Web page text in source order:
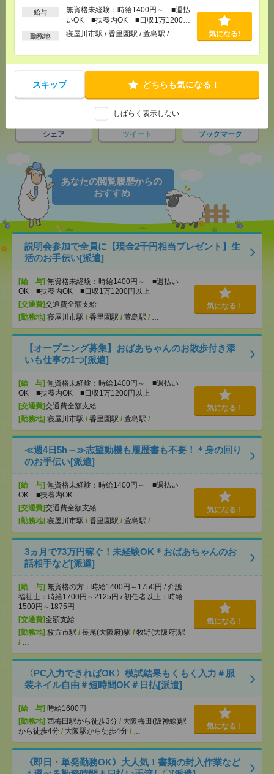
給与
無資格未経験：時給1400円～ ■週払
いOK ■扶養内OK ■日収1万1200円
以上
勤務地 寝屋川市駅 / 香里園駅 / 萱島駅 / … 気になる!
スキップ どちらも気になる！
しばらく表示しない
応募ページへ
気になる！ 電話応募
メール LINE
シェア ツイート ブックマーク
あなたの閲覧履歴からの
おすすめ
説明会参加で全員に【現金2千円相当プレゼント】生
活のお手伝い[派遣]
[給 与] 無資格未経験：時給1400円～ ■週払い
OK ■扶養内OK ■日収1万1200円以上
[交通費]交通費全額支給
[勤務地] 寝屋川市駅 / 香里園駅 / 萱島駅 / …
気になる！
【オープニング募集】おばあちゃんのお散歩付き添
いも仕事の1つ[派遣]
[給 与] 無資格未経験：時給1400円～ ■週払い
OK ■扶養内OK ■日収1万1200円以上
[交通費]交通費全額支給
[勤務地] 寝屋川市駅 / 香里園駅 / 萱島駅 / …
気になる！
≪週4日5h～≫志望動機も履歴書も不要！＊身の回り
のお手伝い[派遣]
[給 与] 無資格未経験：時給1400円～ ■週払い
OK ■扶養内OK
[交通費]交通費全額支給
[勤務地] 寝屋川市駅 / 香里園駅 / 萱島駅 / …
気になる！
3ヵ月で73万円稼ぐ！未経験OK＊おばあちゃんのお
話相手など[派遣]
[給 与] 無資格の方：時給1400円～1750円 / 介護
福祉士：時給1700円～2125円 / 初任者以上：時給
1500円～1875円
[交通費]全額支給
[勤務地] 枚方市駅 / 長尾(大阪府)駅 / 牧野(大阪府)駅
/ …
気になる！
〈PC入力できればOK〉模試結果もくもく入力＃服
装ネイル自由＃短時間OK＃日払[派遣]
[給 与] 時給1600円
[勤務地] 西梅田駅から徒歩3分 / 大阪梅田(阪神線)駅
から徒歩4分 / 大阪駅から徒歩4分 / …
気になる！
《即日・単発勤務OK》大人気！書類の封入作業など